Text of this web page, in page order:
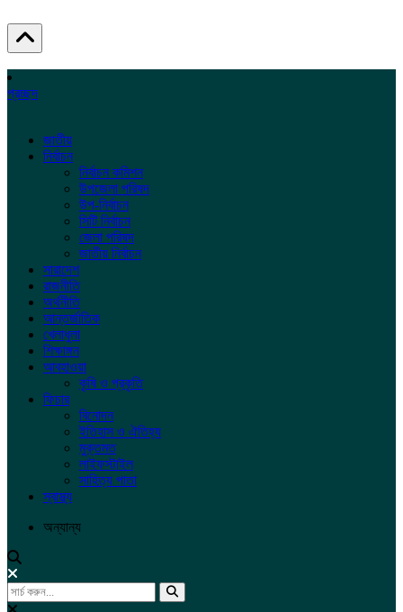
প্রচ্ছদ
জাতীয়
নির্বাচন
নির্বাচন কমিশন
উপজেলা পরিষদ
উপ-নির্বাচন
সিটি নির্বাচন
জেলা পরিষদ
জাতীয় নির্বাচন
সারাদেশ
রাজনীতি
অর্থনীতি
আন্তর্জাতিক
খেলাধুলা
শিক্ষাঙ্গন
আবহাওয়া
কৃষি ও প্রকৃতি
ফিচার
বিনোদন
ইতিহাস ও ঐতিহ্য
মুক্তমত
লাইফস্টাইল
সাহিত্য পাতা
স্বাস্থ্য
অন্যান্য